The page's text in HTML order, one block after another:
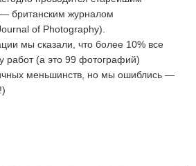
британским журналом
of Photography).
мы сказали, что более 10% все
работ (а это 99 фотографий)
меньшинств, но мы ошиблись —